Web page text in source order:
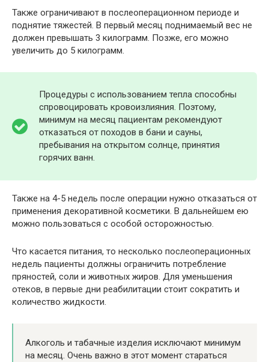
Также ограничивают в послеоперационном периоде и
поднятие тяжестей. В первый месяц поднимаемый вес не
должен превышать 3 килограмм. Позже, его можно
увеличить до 5 килограмм.
Процедуры с использованием тепла способны
спровоцировать кровоизлияния. Поэтому,
минимум на месяц пациентам рекомендуют
отказаться от походов в бани и сауны,
пребывания на открытом солнце, принятия
горячих ванн.
Также на 4-5 недель после операции нужно отказаться от
применения декоративной косметики. В дальнейшем ею
можно пользоваться с особой осторожностью.
Что касается питания, то несколько послеоперационных
недель пациенты должны ограничить потребление
пряностей, соли и животных жиров. Для уменьшения
отеков, в первые дни реабилитации стоит сократить и
количество жидкости.
Алкоголь и табачные изделия исключают минимум
на месяц. Очень важно в этот момент стараться